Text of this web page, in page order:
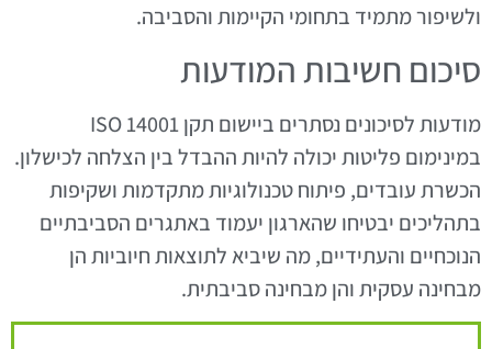
ולשיפור מתמיד בתחומי הקיימות והסביבה.
סיכום חשיבות המודעות
מודעות לסיכונים נסתרים ביישום תקן ISO 14001
במינימום פליטות יכולה להיות ההבדל בין הצלחה לכישלון.
הכשרת עובדים, פיתוח טכנולוגיות מתקדמות ושקיפות
בתהליכים יבטיחו שהארגון יעמוד באתגרים הסביבתיים
הנוכחיים והעתידיים, מה שיביא לתוצאות חיוביות הן
מבחינה עסקית והן מבחינה סביבתית.